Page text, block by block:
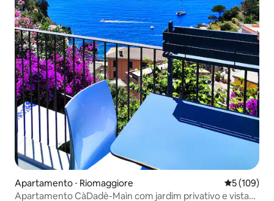
Apartamento ⋅ Riomaggiore 5 de uma
5 (109)
Apartamento CàDadè-Maìn com jardim privativo e vista